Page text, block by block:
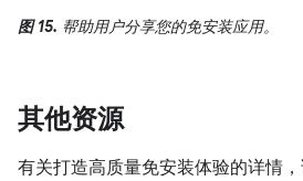
图 15. 帮助用户分享您的免安装应用。
其他资源
有关打造高质量免安装体验的详情，